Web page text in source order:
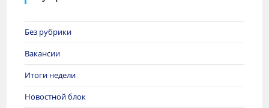
Без рубрики
Вакансии
Итоги недели
Новостной блок